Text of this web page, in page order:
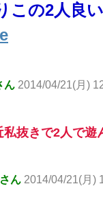
この2人良
ん 2014/04/21(月)
私抜きで2人で遊
ん 2014/04/21(月)